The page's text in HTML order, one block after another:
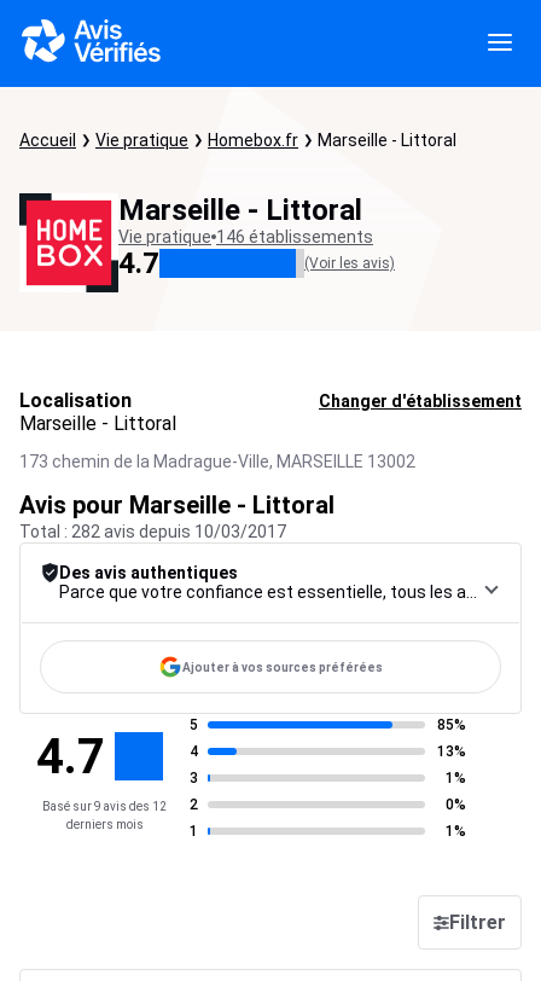
Accueil Vie pratique Homebox.fr Marseille - Littoral
Marseille - Littoral
Vie pratique 146 établissements
4.7 (Voir les avis)
Localisation Changer d'établissement
Marseille - Littoral
173 chemin de la Madrague-Ville, MARSEILLE 13002
Avis pour Marseille - Littoral
Total : 282 avis depuis 10/03/2017
Des avis authentiques
Ajouter à vos sources préférées
4.7
Basé sur 9 avis des 12
derniers mois
5
85%
4
13%
3
1%
2
0%
1
1%
Filtrer